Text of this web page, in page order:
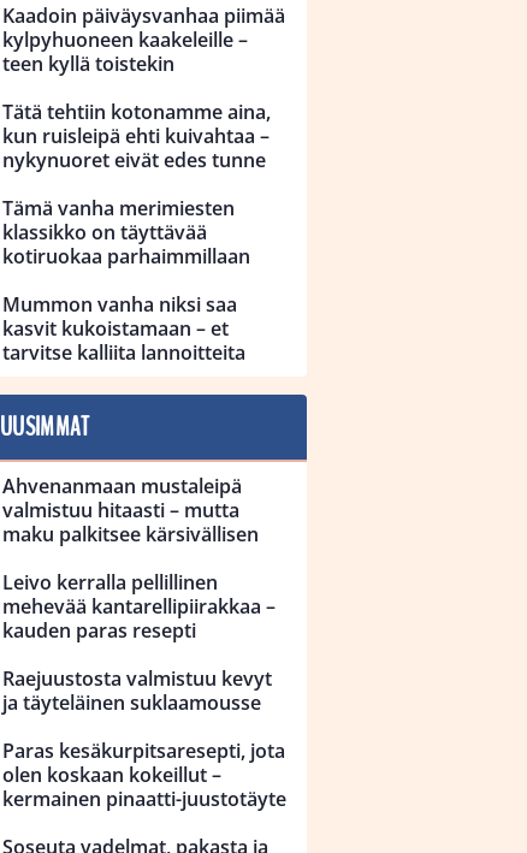
Kaadoin päiväysvanhaa piimää
kylpyhuoneen kaakeleille –
teen kyllä toistekin
Tätä tehtiin kotonamme aina,
kun ruisleipä ehti kuivahtaa –
nykynuoret eivät edes tunne
Tämä vanha merimiesten
klassikko on täyttävää
kotiruokaa parhaimmillaan
Mummon vanha niksi saa
kasvit kukoistamaan – et
tarvitse kalliita lannoitteita
UUSIMMAT
Ahvenanmaan mustaleipä
valmistuu hitaasti – mutta
maku palkitsee kärsivällisen
Leivo kerralla pellillinen
mehevää kantarellipiirakkaa –
kauden paras resepti
Raejuustosta valmistuu kevyt
ja täyteläinen suklaamousse
Paras kesäkurpitsaresepti, jota
olen koskaan kokeillut –
kermainen pinaatti-juustotäyte
Soseuta vadelmat, pakasta ja